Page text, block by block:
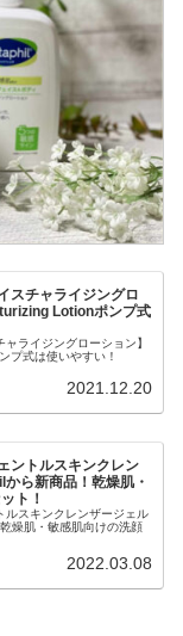
スチャライジングロ
Lotionポンプ式
ライジングローション】
プ式は使いやすい！
2021.12.20
ントルスキンクレン
ら新商品！乾燥肌・
ト！
ルスキンクレンザージェル
燥肌・敏感肌向けの洗顔
2022.03.08